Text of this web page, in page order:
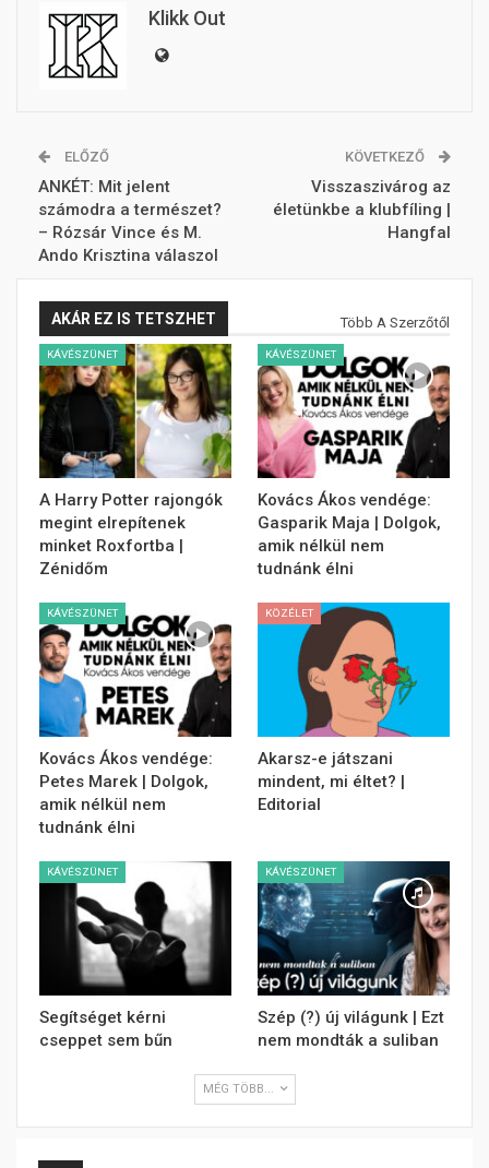
Klikk Out
ELŐZŐ
ANKÉT: Mit jelent
számodra a természet?
– Rózsár Vince és M.
Ando Krisztina válaszol
KÖVETKEZŐ
Visszaszivárog az
életünkbe a klubfíling |
Hangfal
AKÁR EZ IS TETSZHET Több A Szerzőtől
KÁVÉSZÜNET
A Harry Potter rajongók
megint elrepítenek
minket Roxfortba |
Zénidőm
KÁVÉSZÜNET
Kovács Ákos vendége:
Gasparik Maja | Dolgok,
amik nélkül nem
tudnánk élni
KÁVÉSZÜNET
Kovács Ákos vendége:
Petes Marek | Dolgok,
amik nélkül nem
tudnánk élni
KÖZÉLET
Akarsz-e játszani
mindent, mi éltet? |
Editorial
KÁVÉSZÜNET
Segítséget kérni
cseppet sem bűn
KÁVÉSZÜNET
Szép (?) új világunk | Ezt
nem mondták a suliban
MÉG TÖBB...